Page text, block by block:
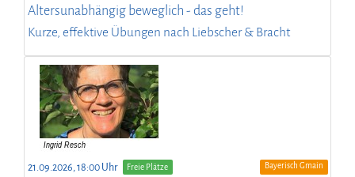
Altersunabhängig beweglich - das geht!
Kurze, effektive Übungen nach Liebscher & Bracht
21.09.2026, 18:00 Uhr Freie Plätze Bayerisch Gmain